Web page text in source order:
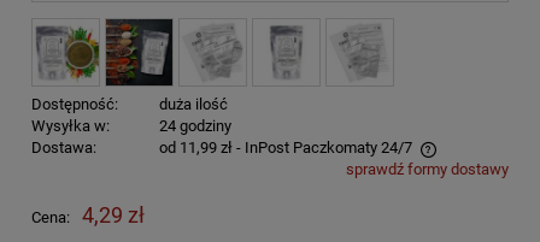
Dostępność:
duża ilość
Wysyłka w:
24 godziny
Dostawa:
od 11,99 zł - InPost Paczkomaty 24/7
Cena nie zawiera ewentualnych kosztów płatnościsprawdź formy dostawy
Cena: 4,29 zł